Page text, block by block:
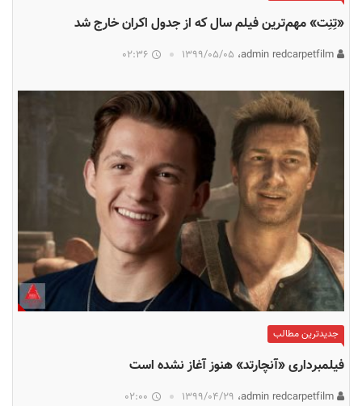
«تِنِت» مهم‌ترین فیلم سال که از جدول اکران‌ خارج شد
۱۳۹۹/۰۵/۰۵ 02:36
جدیدترین مطالب
فیلمبرداری «آنچارتد» هنوز آغاز نشده است
۱۳۹۹/۰۴/۲۹ 02:00